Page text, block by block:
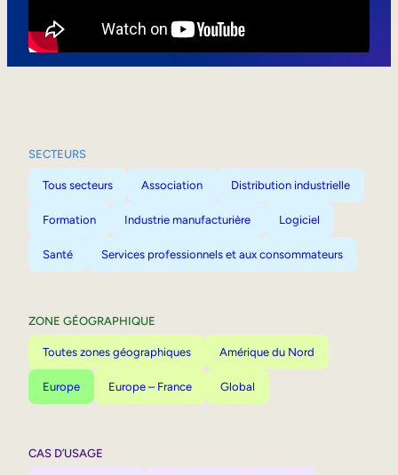
SECTEURS
Tous secteurs Association Distribution industrielle
Formation Industrie manufacturière Logiciel
Santé Services professionnels et aux consommateurs
ZONE GÉOGRAPHIQUE
Toutes zones géographiques Amérique du Nord
Europe Europe – France Global
CAS D’USAGE